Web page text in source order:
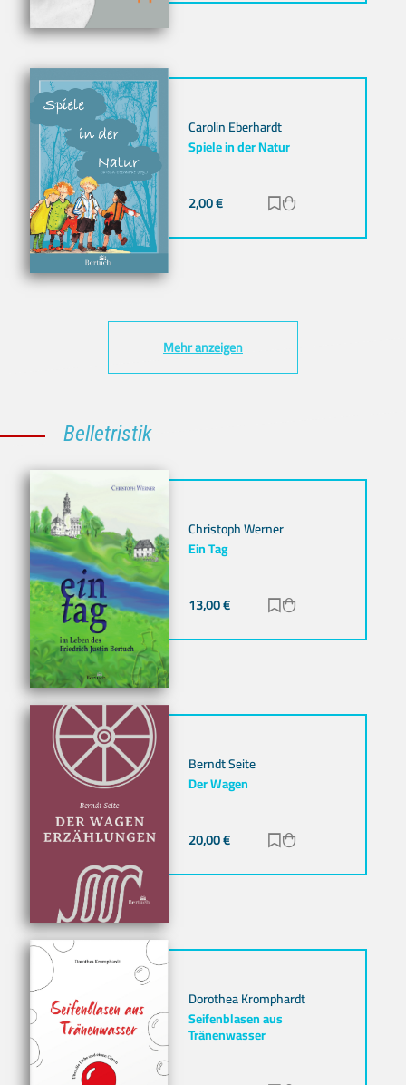
Carolin Eberhardt
Spiele in der Natur
2,00€ Zur Merkliste
Mehr anzeigen
Belletristik
Christoph Werner
Ein Tag
13,00€ Zur Merkliste
Berndt Seite
Der Wagen
20,00€ Zur Merkliste
Dorothea Kromphardt
Seifenblasen aus
Tränenwasser